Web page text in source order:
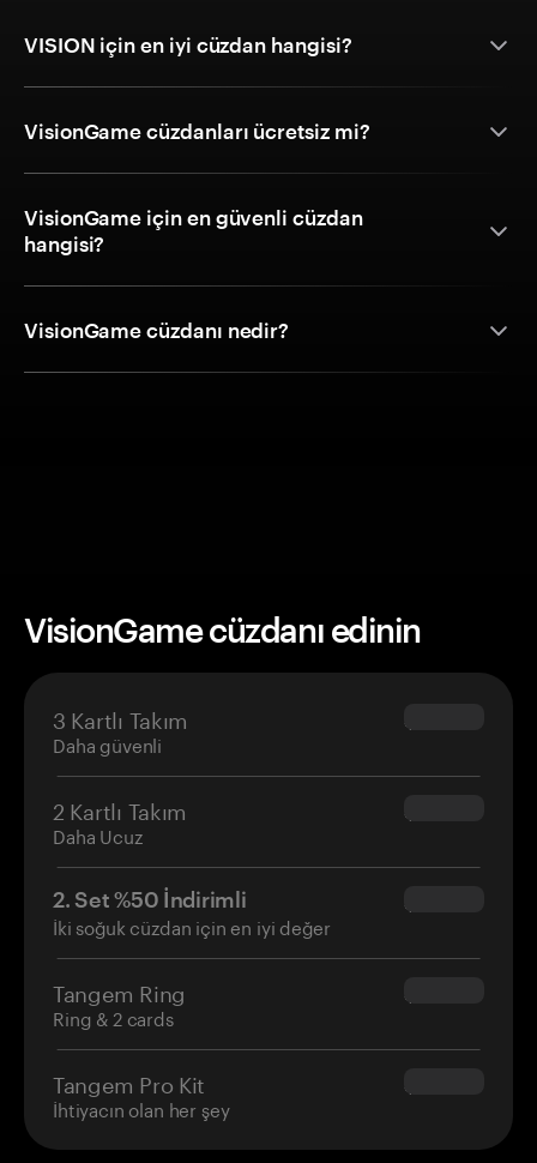
VISION için en iyi cüzdan hangisi?
VisionGame cüzdanları ücretsiz mi?
VisionGame için en güvenli cüzdan
hangisi?
VisionGame cüzdanı nedir?
VisionGame cüzdanı edinin
3 Kartlı Takım
Daha güvenli
$69.90
2 Kartlı Takım
Daha Ucuz
$54.90
2. Set %50 İndirimli
İki soğuk cüzdan için en iyi değer
$34.95
Tangem Ring
Ring & 2 cards
$160.00
Tangem Pro Kit
İhtiyacın olan her şey
$180.00